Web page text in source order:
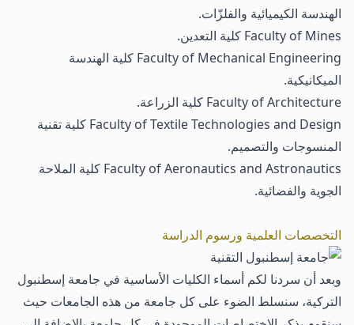
الهندسة الكيميائية والفلزّات.
Faculty of Mines كلية التعدين.
Faculty of Mechanical Engineering كلية الهندسة
الميكانيكية.
Faculty of Architecture كلية الزراعة.
Faculty of Textile Technologies and Design كلية تقنية
المنسوجات والتصميم.
Faculty of Aeronautics and Astronautics كلية الملاحة
الجوية والفضائية.
التخصصات العلمية ورسوم الدراسة
وبعد أن سردنا لكم أسماء الكليات الأساسية في جامعة إسطنبول
التركية، سنسلط الضوء على كل جامعة من هذه الجامعات حيث